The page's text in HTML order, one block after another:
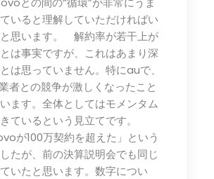
いると理解していただければい
思います。 解約率が若干上が
は事実ですが、これはあまり深
は思っていません。特にauで、
者との競争が激しくなったこと
ます。全体としてはモメンタム
ているという見立てです。
100万契約を超えた」という
たが、前の決算説明会でも同じ
いたと思います。数字につい